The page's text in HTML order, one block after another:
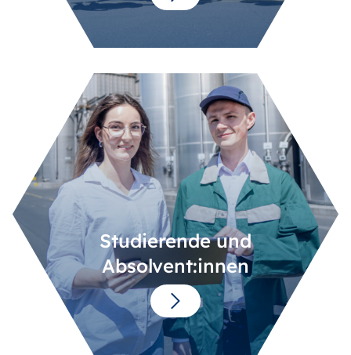
Studierende und
Absolvent:innen